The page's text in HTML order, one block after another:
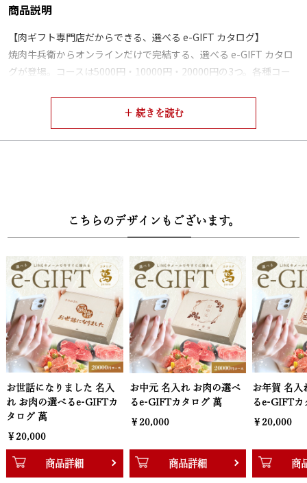
商品説明
【肉ギフト専門店だからできる、選べる e-GIFT カタログ】
焼肉牛兵衛からオンラインだけで完結する、選べる e-GIFT カタロ
グが登場。コースは5000円・10000円・20000円の3つ。各種コー
特に人気の高い商品を選別しております。
【選べるお肉】
（300g）、黒毛和牛国産牛1段重焼肉（240g）、黒毛和牛ハンバー
グ（160g×3個）、黒毛和牛小間切れ（500g）
・10000円【美】
黒毛和牛国産牛2段重焼肉（400g）＆黒毛和牛ハンバーグ
（160g×2個）、黒毛和牛肩ロースすき焼き（400g）、黒毛和牛バ
ラすき焼き（600g）、黒毛和牛ハンバーグ（160g×6個）、黒毛和
牛サーロインステーキ（200g×2枚）
・20000円【萬】
黒毛和牛焼肉セット頂（400g）＆黒毛和牛ハンバーグ（160g×4
個）、黒毛和牛肩ロースすき焼き肉（800g）、黒毛和牛サーロイン
ステーキ（200g×4枚）、黒毛和牛ヒレステーキ（140g×4枚）、
黒毛和牛バラすき焼き肉1,200g
こちらのデザインもございます。
名入
カ
お中元 名入れ お肉の選べ
るe-GIFTカタログ 萬
￥20,000
商品詳細
お年賀 名入れ お肉の選べ
るe-GIFTカタログ 萬
￥20,000
商品詳細
感謝
お肉
ログ